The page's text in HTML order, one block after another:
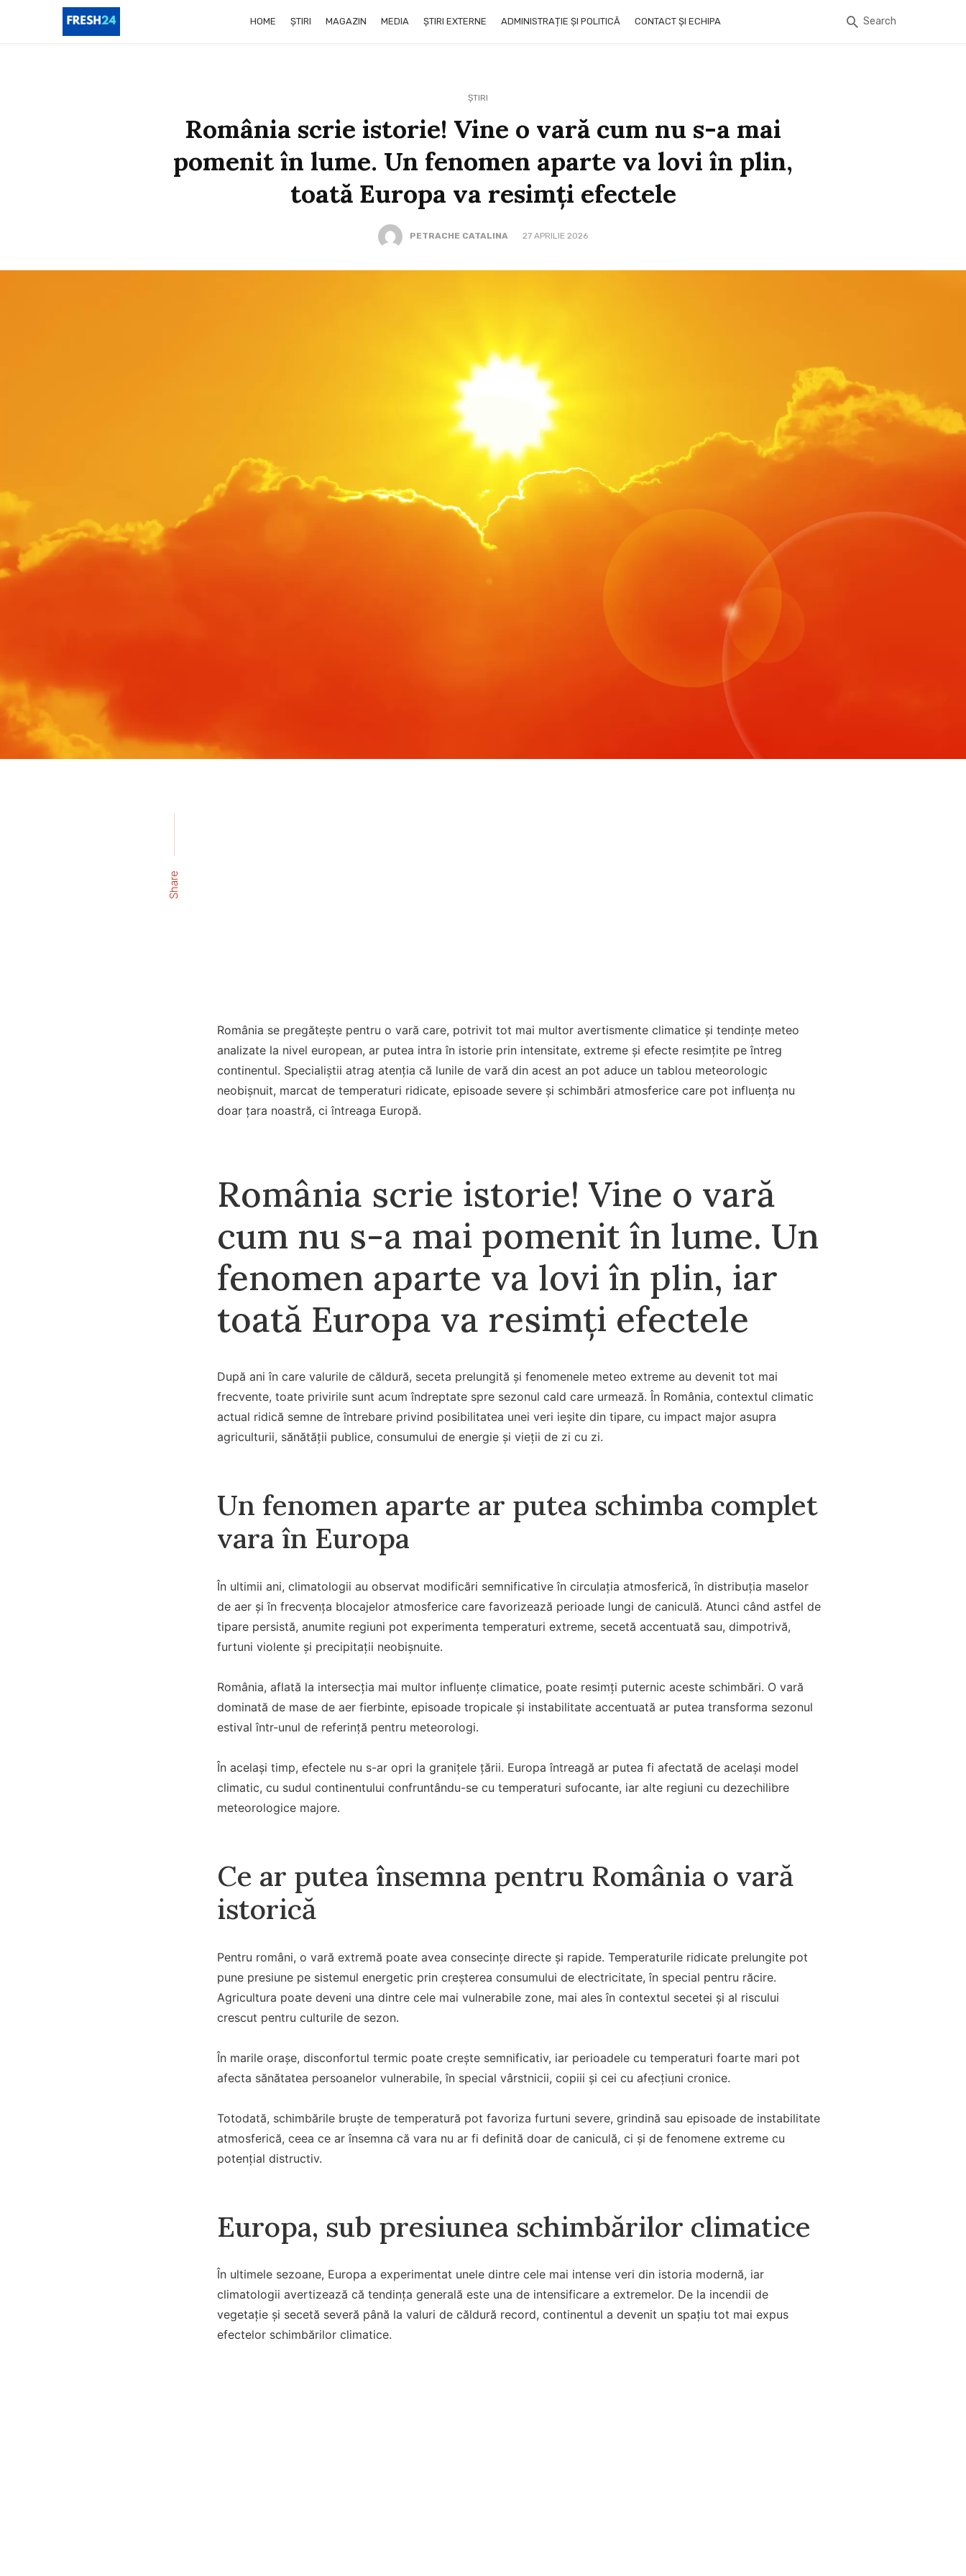
HOME ȘTIRI MAGAZIN MEDIA ȘTIRI EXTERNE ADMINISTRAȚIE ȘI POLITICĂ CONTACT ȘI ECHIPA Search
ȘTIRI
România scrie istorie! Vine o vară cum nu s-a mai
pomenit în lume. Un fenomen aparte va lovi în plin,
toată Europa va resimți efectele
PETRACHE CATALINA 27 APRILIE 2026
Share
România se pregătește pentru o vară care, potrivit tot mai multor avertismente climatice și tendințe meteo
analizate la nivel european, ar putea intra în istorie prin intensitate, extreme și efecte resimțite pe întreg
continentul. Specialiștii atrag atenția că lunile de vară din acest an pot aduce un tablou meteorologic
neobișnuit, marcat de temperaturi ridicate, episoade severe și schimbări atmosferice care pot influența nu
doar țara noastră, ci întreaga Europă.
România scrie istorie! Vine o vară
cum nu s-a mai pomenit în lume. Un
fenomen aparte va lovi în plin, iar
toată Europa va resimți efectele
După ani în care valurile de căldură, seceta prelungită și fenomenele meteo extreme au devenit tot mai
frecvente, toate privirile sunt acum îndreptate spre sezonul cald care urmează. În România, contextul climatic
actual ridică semne de întrebare privind posibilitatea unei veri ieșite din tipare, cu impact major asupra
agriculturii, sănătății publice, consumului de energie și vieții de zi cu zi.
Un fenomen aparte ar putea schimba complet
vara în Europa
În ultimii ani, climatologii au observat modificări semnificative în circulația atmosferică, în distribuția maselor
de aer și în frecvența blocajelor atmosferice care favorizează perioade lungi de caniculă. Atunci când astfel de
tipare persistă, anumite regiuni pot experimenta temperaturi extreme, secetă accentuată sau, dimpotrivă,
furtuni violente și precipitații neobișnuite.
România, aflată la intersecția mai multor influențe climatice, poate resimți puternic aceste schimbări. O vară
dominată de mase de aer fierbinte, episoade tropicale și instabilitate accentuată ar putea transforma sezonul
estival într-unul de referință pentru meteorologi.
În același timp, efectele nu s-ar opri la granițele țării. Europa întreagă ar putea fi afectată de același model
climatic, cu sudul continentului confruntându-se cu temperaturi sufocante, iar alte regiuni cu dezechilibre
meteorologice majore.
Ce ar putea însemna pentru România o vară
istorică
Pentru români, o vară extremă poate avea consecințe directe și rapide. Temperaturile ridicate prelungite pot
pune presiune pe sistemul energetic prin creșterea consumului de electricitate, în special pentru răcire.
Agricultura poate deveni una dintre cele mai vulnerabile zone, mai ales în contextul secetei și al riscului
crescut pentru culturile de sezon.
În marile orașe, disconfortul termic poate crește semnificativ, iar perioadele cu temperaturi foarte mari pot
afecta sănătatea persoanelor vulnerabile, în special vârstnicii, copiii și cei cu afecțiuni cronice.
Totodată, schimbările bruște de temperatură pot favoriza furtuni severe, grindină sau episoade de instabilitate
atmosferică, ceea ce ar însemna că vara nu ar fi definită doar de caniculă, ci și de fenomene extreme cu
potențial distructiv.
Europa, sub presiunea schimbărilor climatice
În ultimele sezoane, Europa a experimentat unele dintre cele mai intense veri din istoria modernă, iar
climatologii avertizează că tendința generală este una de intensificare a extremelor. De la incendii de
vegetație și secetă severă până la valuri de căldură record, continentul a devenit un spațiu tot mai expus
efectelor schimbărilor climatice.